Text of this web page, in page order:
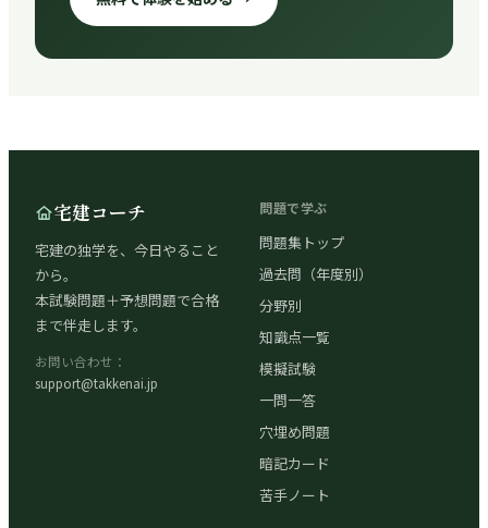
宅建コーチ
宅建の独学を、今日やること
から。
本試験問題＋予想問題で合格
まで伴走します。
お問い合わせ：
support@takkenai.jp
問題で学ぶ
問題集トップ
過去問（年度別）
分野別
知識点一覧
模擬試験
一問一答
穴埋め問題
暗記カード
苦手ノート